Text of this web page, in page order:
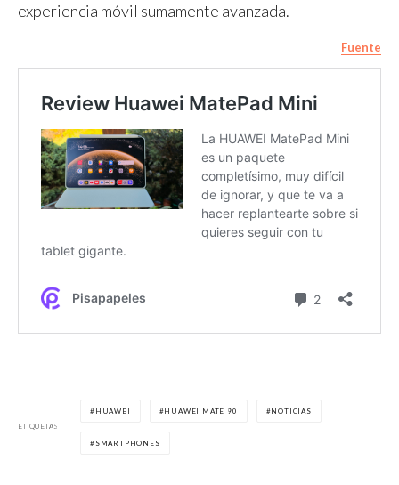
experiencia móvil sumamente avanzada.
Fuente
ETIQUETAS
HUAWEI HUAWEI MATE 90 NOTICIAS
SMARTPHONES